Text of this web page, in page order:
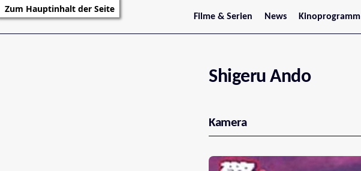
Zum Hauptinhalt der Seite
Filme & Serien
Trailer
Serienarchiv
News
Stars
Kinoprogramm
Jetzt im Kino
Oberösterreich
Tirol
Shigeru Ando
Kamera